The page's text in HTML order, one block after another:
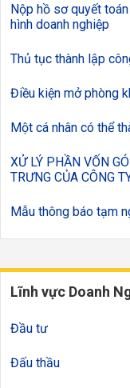
Nộp hồ sơ quyết
hình doanh nghiệp
Thủ tục thành lập
Điều kiện mở phòng
Một cá nhân có thể
XỬ LÝ PHẦN VỐN
TRƯNG CỦA CÔNG
Mẫu thông báo tạm
Lĩnh vực Doanh
Đầu tư
Đấu thầu